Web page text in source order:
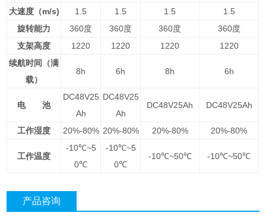
大速度（m/s) 1.5 1.5 1.5
1.5
旋转能力
360度 360度 360度 360度
支架高度
1220 1220 1220
1220
续航时间（满
载）
8h 6h 8h 6h
电 池
DC48V25
Ah
DC48V25
Ah
DC48V25Ah DC48V25Ah
工作湿度 20%-80% 20%-80% 20%-80% 20%-80%
工作温度
-10℃~5
0℃
-10℃~5
0℃
-10℃~50℃ -10℃~50℃
产品咨询